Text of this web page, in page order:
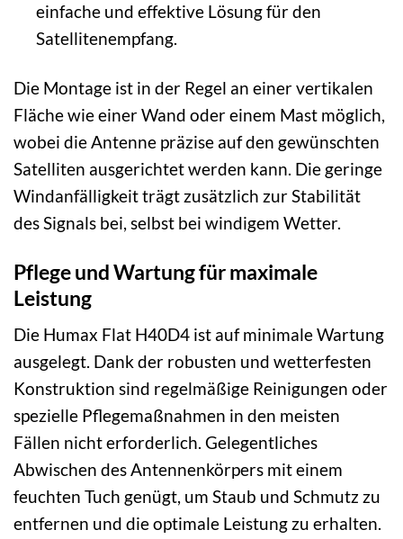
einfache und effektive Lösung für den
Satellitenempfang.
Die Montage ist in der Regel an einer vertikalen
Fläche wie einer Wand oder einem Mast möglich,
wobei die Antenne präzise auf den gewünschten
Satelliten ausgerichtet werden kann. Die geringe
Windanfälligkeit trägt zusätzlich zur Stabilität
des Signals bei, selbst bei windigem Wetter.
Pflege und Wartung für maximale
Leistung
Die Humax Flat H40D4 ist auf minimale Wartung
ausgelegt. Dank der robusten und wetterfesten
Konstruktion sind regelmäßige Reinigungen oder
spezielle Pflegemaßnahmen in den meisten
Fällen nicht erforderlich. Gelegentliches
Abwischen des Antennenkörpers mit einem
feuchten Tuch genügt, um Staub und Schmutz zu
entfernen und die optimale Leistung zu erhalten.